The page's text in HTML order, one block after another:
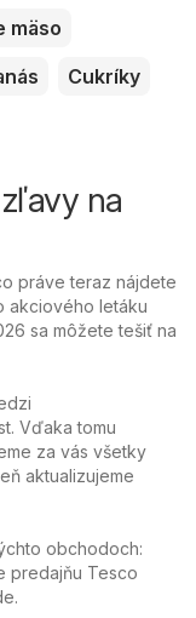
mäso
Cukríky
na
práve teraz nájdete
akciového letáku
sa môžete tešiť na
Vďaka tomu
za vás všetky
aktualizujeme
obchodoch:
predajňu Tesco